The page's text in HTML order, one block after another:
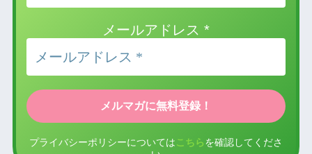
メールアドレス *
プライバシーポリシーについては こちら を確認してくださ